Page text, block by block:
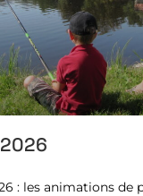
: les animations de